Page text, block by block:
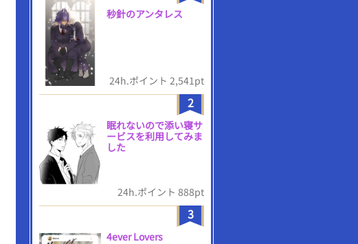
秒針のアンタレス
24h.ポイント 2,541pt
2
眠れないので添い寝サ
ービスを利用してみま
した
24h.ポイント 888pt
3
4ever Lovers